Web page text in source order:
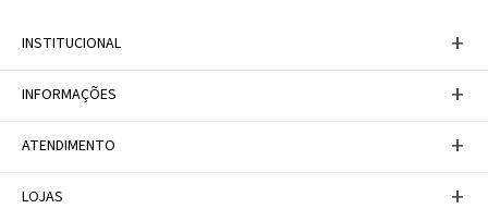
INSTITUCIONAL +
A Marca
Trabalhe conosco
INFORMAÇÕES +
Política de Privacidade
Tabela de Medidas
ATENDIMENTO +
Personal Shopper
LOJAS +